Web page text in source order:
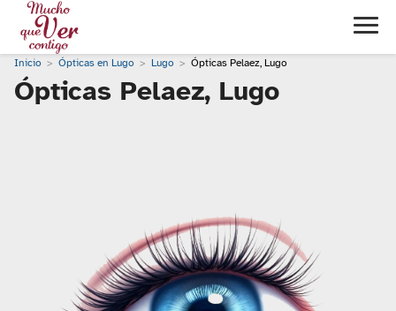
Inicio Ópticas en Lugo Lugo Ópticas Pelaez, Lugo
Ópticas Pelaez, Lugo